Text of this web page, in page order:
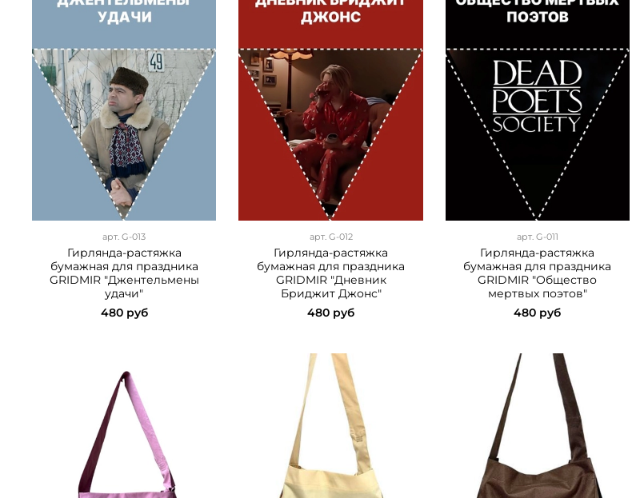
арт.G-013
Гирлянда-растяжка
бумажная для праздника
GRIDMIR "Джентельмены
удачи"
480 руб
арт. G-012
Гирлянда-растяжка
бумажная для праздника
GRIDMIR "Дневник
Бриджит Джонс"
480 руб
арт. G-011
Гирлянда-растяжка
бумажная для праздника
GRIDMIR "Общество
мертвых поэтов"
480 руб